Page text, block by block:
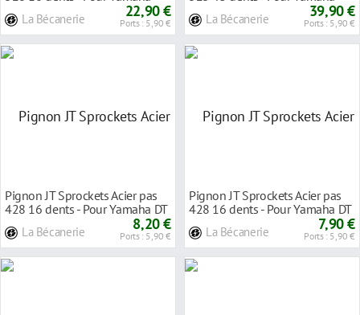
La Bécanerie 22,90 €
Ports : 5,90 € La Bécanerie 39,90 €
Ports : 5,90 €
Pignon JT Sprockets Acier pas
428 16 dents - Pour Yamaha DT
La Bécanerie 8,20 €
Ports : 5,90 €
Pignon JT Sprockets Acier pas
428 16 dents - Pour Yamaha DT
La Bécanerie 7,90 €
Ports : 5,90 €